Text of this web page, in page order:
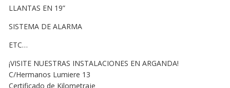
LLANTAS EN 19”
SISTEMA DE ALARMA
ETC…
¡VISITE NUESTRAS INSTALACIONES EN ARGANDA!
C/Hermanos Lumiere 13
Certificado de Kilometraje